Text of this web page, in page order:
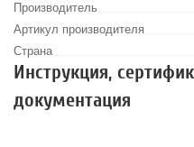
Производитель
Артикул производителя
Страна
Инструкция,
документация